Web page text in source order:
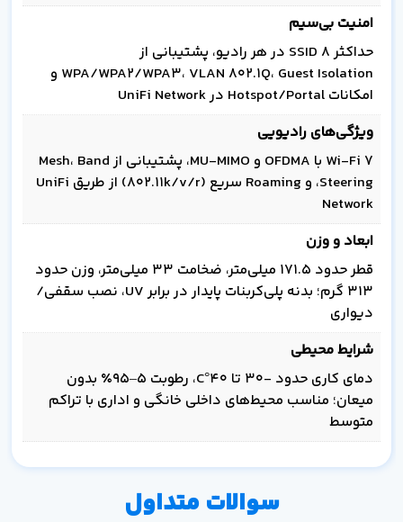
امنیت بی‌سیم
حداکثر 8 SSID در هر رادیو، پشتیبانی از
WPA/WPA2/WPA3، VLAN 802.1Q، Guest Isolation و
امکانات Hotspot/Portal در UniFi Network
ویژگی‌های رادیویی
Wi‑Fi 7 با OFDMA و MU‑MIMO، پشتیبانی از Mesh، Band
Steering، و Roaming سریع (802.11k/v/r) از طریق UniFi
Network
ابعاد و وزن
قطر حدود 171.5 میلی‌متر، ضخامت 33 میلی‌متر، وزن حدود
313 گرم؛ بدنه پلی‌کربنات پایدار در برابر UV، نصب سقفی/
دیواری
شرایط محیطی
دمای کاری حدود -30 تا 40°C، رطوبت 5–95٪ بدون
میعان؛ مناسب محیط‌های داخلی خانگی و اداری با تراکم
متوسط
سوالات متداول